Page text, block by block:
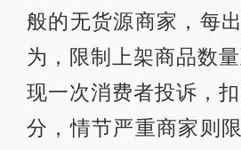
般的无货源商家，每
为，限制上架商品数
现一次消费者投诉，
分，情节严重商家则